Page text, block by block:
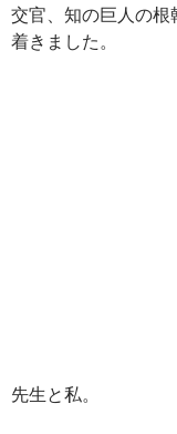
交官、知の巨人の根
着きました。
先生と私。